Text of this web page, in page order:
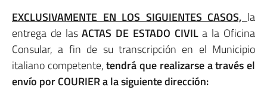
EXCLUSIVAMENTE EN LOS SIGUIENTES CASOS, la
entrega de lasACTAS DE ESTADO CIVILa la Oficina
Consular, a fin de su transcripción en el Municipio
italiano competente,tendrá que realizarse a través el
envío por COURIER a la siguiente dirección: